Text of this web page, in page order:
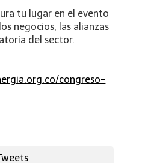
tu lugar en el evento
negocios, las alianzas
del sector.
congreso-